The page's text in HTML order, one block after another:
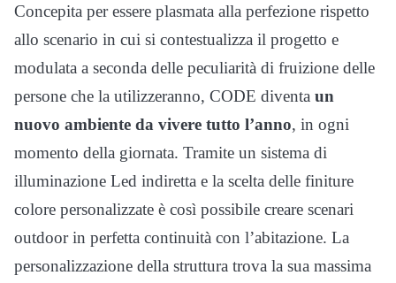
Concepita per essere plasmata alla perfezione rispetto
allo scenario in cui si contestualizza il progetto e
modulata a seconda delle peculiarità di fruizione delle
persone che la utilizzeranno, CODE diventa un
nuovo ambiente da vivere tutto l’anno, in ogni
momento della giornata. Tramite un sistema di
illuminazione Led indiretta e la scelta delle finiture
colore personalizzate è così possibile creare scenari
outdoor in perfetta continuità con l’abitazione. La
personalizzazione della struttura trova la sua massima